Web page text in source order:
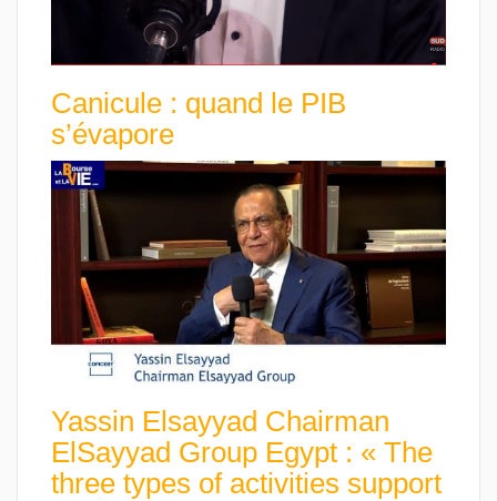
Canicule : quand le PIB
s’évapore
Yassin Elsayyad Chairman
ElSayyad Group Egypt : « The
three types of activities support